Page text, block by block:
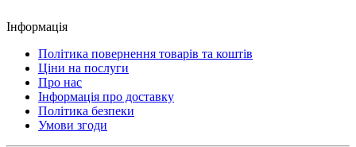
Інформація
Політика повернення товарів та коштів
Ціни на послуги
Про нас
Інформація про доставку
Політика безпеки
Умови згоди